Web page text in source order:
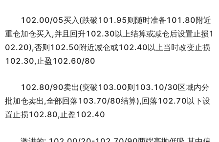
102.00/05买入(跌破101.95则随时准备101.80附近
重仓加仓买入,并且回升102.30以上结算或减仓后设置止损1
02.20),否则102.50附近减仓或102.40以上当时改变止损
102.30,止盈102.60/80
102.80/90卖出(突破103.00则103.10/30区域内分
批加仓卖出,全部回落103.70/80结算),回落102.70以下设
置止损102.80,止盈102.40